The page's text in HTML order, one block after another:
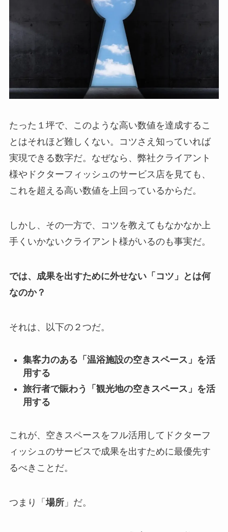
たった１坪で、このような高い数値を達成するこ
とはそれほど難しくない。コツさえ知っていれば
実現できる数字だ。なぜなら、弊社クライアント
様やドクターフィッシュのサービス店を見ても、
これを超える高い数値を上回っているからだ。
しかし、その一方で、コツを教えてもなかなか上
手くいかないクライアント様がいるのも事実だ。
では、成果を出すために外せない「コツ」とは何
なのか？
それは、以下の２つだ。
集客力のある「温浴施設の空きスペース」を活
用する
旅行者で賑わう「観光地の空きスペース」を活
用する
これが、空きスペースをフル活用してドクターフ
ィッシュのサービスで成果を出すために最優先す
るべきことだ。
つまり「場所」だ。